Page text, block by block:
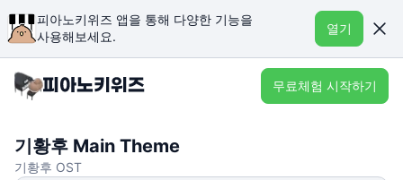
피아노키위즈 앱을 통해 다양한 기능을
사용해보세요.
열기
무료체험 시작하기
기황후 Main Theme
기황후 OST